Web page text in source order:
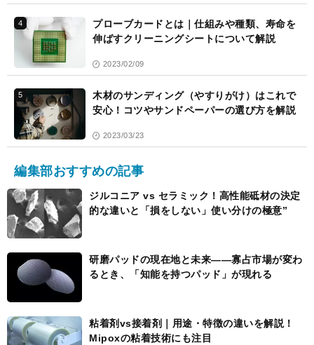
4
プローブカードとは｜仕組みや種類、寿命を
伸ばすクリーニングシートについて解説
2023/02/09
5
木材のサンディング（やすりがけ）はこれで
安心！コツやサンドペーパーの選び方を解説
2023/03/23
編集部おすすめの記事
ジルコニア vs セラミック！高性能砥材の決定
的な違いと「損をしない」使い分けの極意”
研磨パッドの現在地と未来――寡占市場が変わ
るとき、「知能を持つパッド」が現れる
粘着剤vs接着剤｜用途・特徴の違いを解説！
Mipoxの粘着技術にも注目